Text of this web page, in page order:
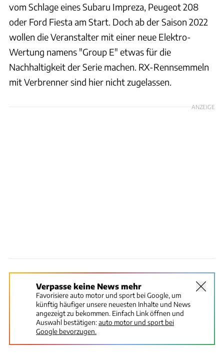
vom Schlage eines Subaru Impreza, Peugeot 208
oder Ford Fiesta am Start. Doch ab der Saison 2022
wollen die Veranstalter mit einer neue Elektro-
Wertung namens "Group E" etwas für die
Nachhaltigkeit der Serie machen. RX-Rennsemmeln
mit Verbrenner sind hier nicht zugelassen.
ANZEIGE
Verpasse keine News mehr
Favorisiere auto motor und sport bei Google, um
künftig häufiger unsere neuesten Inhalte und News
angezeigt zu bekommen. Einfach Link öffnen und
Auswahl bestätigen:auto motor und sport bei
Google bevorzugen.